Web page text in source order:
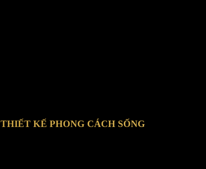
THIẾT KẾ PHONG CÁCH SỐNG